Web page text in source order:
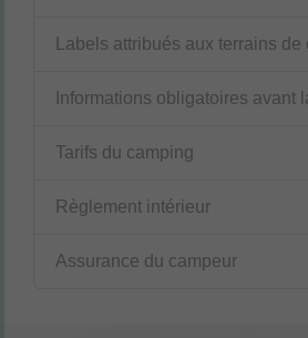
Labels attribués aux terrains de
Informations obligatoires avant
Tarifs du camping
Règlement intérieur
Assurance du campeur